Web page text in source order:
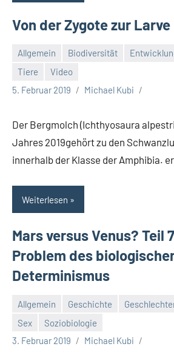
Von der Zygote zur
Allgemein Biodiversität
Tiere
Video
5. Februar 2019
Michael Kubi
Der Bergmolch (Ichthyosaura
Jahres 2019gehört zu den
innerhalb der Klasse der Amphibia.
Weiterlesen
Mars versus Venus? Teil
Problem des
Determinismus
Allgemein Geschichte
Sex
Soziobiologie
3. Februar 2019
Michael Kubi